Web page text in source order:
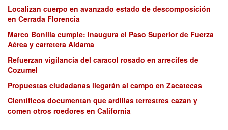
Localizan cuerpo en avanzado estado de descomposición
en Cerrada Florencia
Marco Bonilla cumple: inaugura el Paso Superior de Fuerza
Aérea y carretera Aldama
Refuerzan vigilancia del caracol rosado en arrecifes de
Cozumel
Propuestas ciudadanas llegarán al campo en Zacatecas
Científicos documentan que ardillas terrestres cazan y
comen otros roedores en California